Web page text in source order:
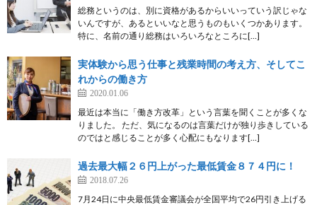
総務というのは、別に資格があるからいいっていう訳じゃな
いんですが、あるといいなと思うものもいくつかあります。
特に、名前の通り総務はいろいろなところに[…]
実体験から思う仕事と残業時間の考え方、そしてこ
れからの働き方
2020.01.06
最近は本当に「働き方改革」という言葉を聞くことが多くな
りました。 ただ、気になるのは言葉だけが独り歩きしている
のではと感じることが多く心配にもなります[…]
過去最大幅２６円上がった最低賃金８７４円に！
2018.07.26
7月24日に中央最低賃金審議会が全国平均で26円引き上げる